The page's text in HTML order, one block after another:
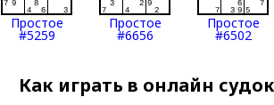
Простое
#5259
Простое
#6656
Простое
#6502
Как играть в онлайн